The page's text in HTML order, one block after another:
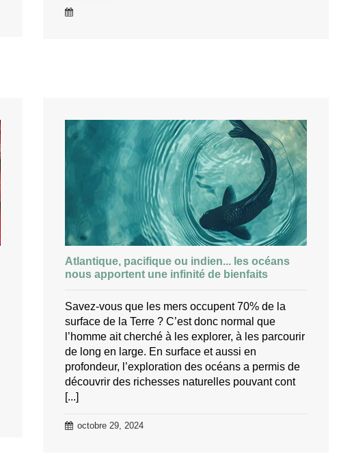
Atlantique, pacifique ou indien... les océans
nous apportent une infinité de bienfaits
Savez-vous que les mers occupent 70% de la
surface de la Terre ? C’est donc normal que
l’homme ait cherché à les explorer, à les parcourir
de long en large. En surface et aussi en
profondeur, l’exploration des océans a permis de
découvrir des richesses naturelles pouvant cont
[...]
octobre 29, 2024